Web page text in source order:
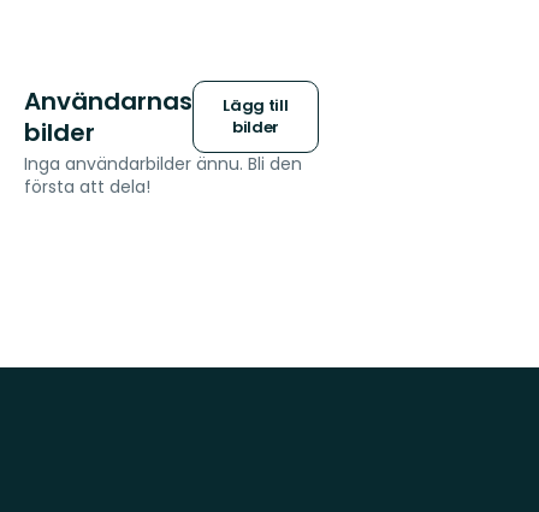
Användarnas
bilder
Lägg till
bilder
Inga användarbilder ännu. Bli den
första att dela!